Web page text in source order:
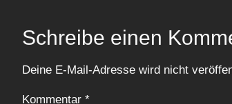
Schreibe einen
Deine E-Mail-Adresse wird nicht
Kommentar *